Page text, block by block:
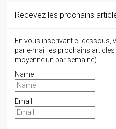
Recevez les prochains
En vous inscrivant ci-dessous,
par e-mail les prochains
moyenne un par semaine)
Name
Email